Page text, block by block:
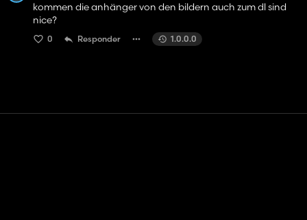
kommen die anhänger von den bildern auch zum dl sind
nice?
0 Responder 1.0.0.0